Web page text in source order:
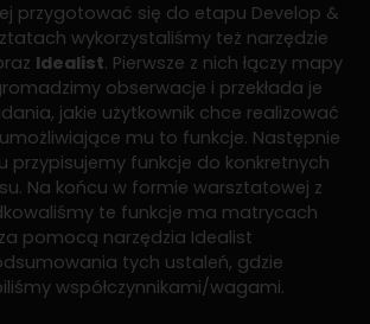
przygotować się do etapu Develop &
wykorzystaliśmy też narzędzie
Idealist. Pierwsze z nich łączy mapy
obserwacje i przekłada je
jakie użytkownik chce realizować
mu to funkcje. Następnie
przypisujemy funkcje do konkretnych
Na końcu w formie warsztatowej z
te funkcje ma matrycach
pomocą narzędzia Idealist
tych ustaleń, gdzie
współczynnikami/wagami.